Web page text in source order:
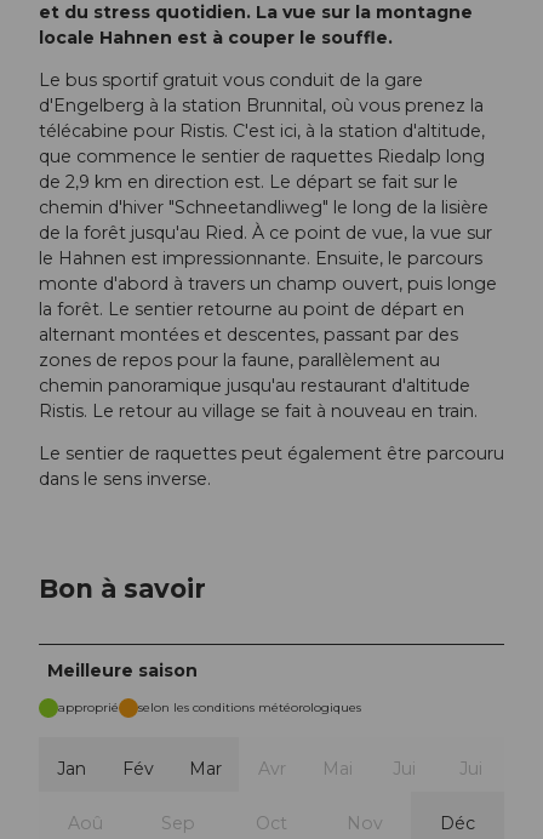
et du stress quotidien. La vue sur la montagne
locale Hahnen est à couper le souffle.
Le bus sportif gratuit vous conduit de la gare
d'Engelberg à la station Brunnital, où vous prenez la
télécabine pour Ristis. C'est ici, à la station d'altitude,
que commence le sentier de raquettes Riedalp long
de 2,9 km en direction est. Le départ se fait sur le
chemin d'hiver "Schneetandliweg" le long de la lisière
de la forêt jusqu'au Ried. À ce point de vue, la vue sur
le Hahnen est impressionnante. Ensuite, le parcours
monte d'abord à travers un champ ouvert, puis longe
la forêt. Le sentier retourne au point de départ en
alternant montées et descentes, passant par des
zones de repos pour la faune, parallèlement au
chemin panoramique jusqu'au restaurant d'altitude
Ristis. Le retour au village se fait à nouveau en train.
Le sentier de raquettes peut également être parcouru
dans le sens inverse.
Bon à savoir
Meilleure saison
approprié selon les conditions météorologiques
Jan Fév Mar Avr Mai Jui Jui
Aoû Sep Oct Nov Déc